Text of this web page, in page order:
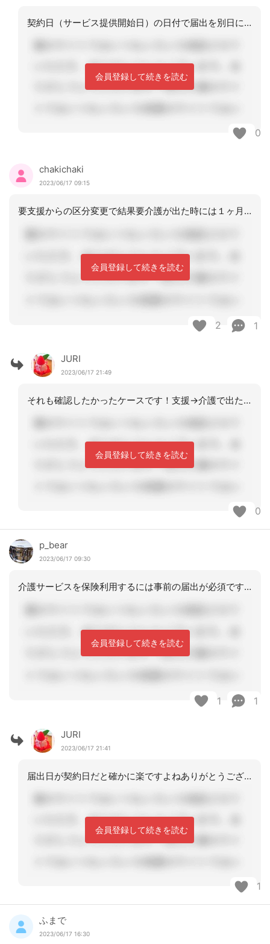
契約日（サービス提供開始日）の日付で届出を別日に提出しても保険者が遡って確認をす
会員登録して続きを読む
0
chakichaki
2023/06/17 09:15
要支援からの区分変更で結果要介護が出た時には１ヶ月以上遡っての日付で提出していま
会員登録して続きを読む
2 1
JURI
2023/06/17 21:49
それも確認したかったケースです！支援→介護で出たとなると介護で出た認定有効期間開
会員登録して続きを読む
0
p_bear
2023/06/17 09:30
介護サービスを保険利用するには事前の届出が必須です当地では届出日＝契約日としてい
会員登録して続きを読む
1 1
JURI
2023/06/17 21:41
届出日が契約日だと確かに楽ですよねありがとうございます。
会員登録して続きを読む
1
ふまで
2023/06/17 16:30